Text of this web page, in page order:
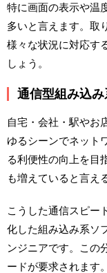
特に画面の表示や温
多いと言えます。取
様々な状況に対応す
しょう。
通信型組み込み
自宅・会社・駅やお
ゆるシーンでネット
る利便性の向上を目
も増えていると言え
こうした通信スピー
化した組み込み系ソ
ンジニアです。この
ードが要求されます。